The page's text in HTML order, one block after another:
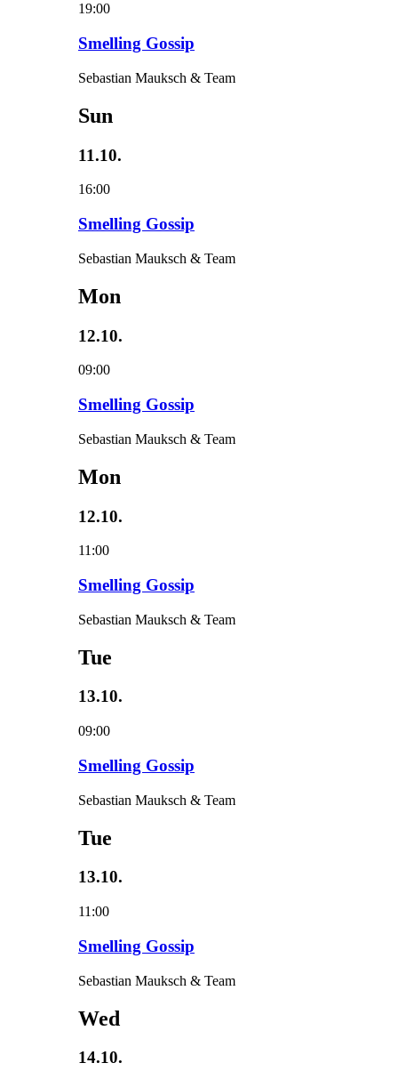
19:00
Smelling Gossip
Sebastian Mauksch & Team
Sun
11.10.
16:00
Smelling Gossip
Sebastian Mauksch & Team
Mon
12.10.
09:00
Smelling Gossip
Sebastian Mauksch & Team
Mon
12.10.
11:00
Smelling Gossip
Sebastian Mauksch & Team
Tue
13.10.
09:00
Smelling Gossip
Sebastian Mauksch & Team
Tue
13.10.
11:00
Smelling Gossip
Sebastian Mauksch & Team
Wed
14.10.